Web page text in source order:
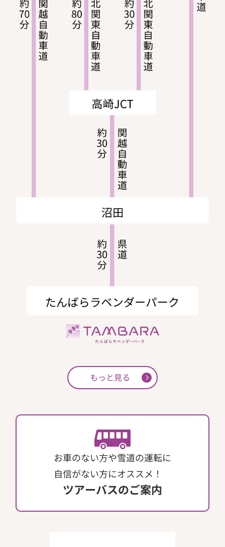
もっと見る
お車のない方や雪道の運転に
自信がない方にオススメ！
ツアーバスのご案内